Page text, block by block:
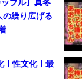
ップル】真冬
繰り広げる
ㅣ性文化ㅣ最